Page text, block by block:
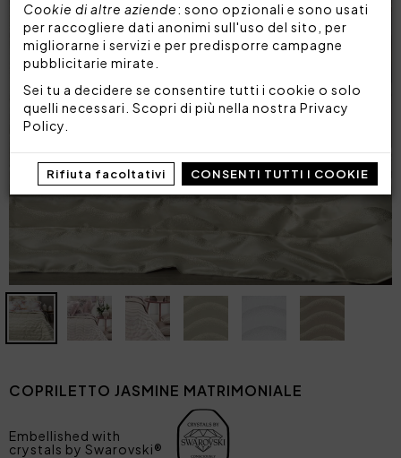
Cookie di altre aziende: sono opzionali e sono usati
per raccogliere dati anonimi sull'uso del sito, per
migliorarne i servizi e per predisporre campagne
pubblicitarie mirate.
Sei tu a decidere se consentire tutti i cookie o solo
quelli necessari. Scopri di più nella nostra Privacy
Policy
Rifiuta facoltativi CONSENTI TUTTI I COOKIE
COPRILETTO JASMINE MATRIMONIALE
Embellished with
crystals by Swarovski®